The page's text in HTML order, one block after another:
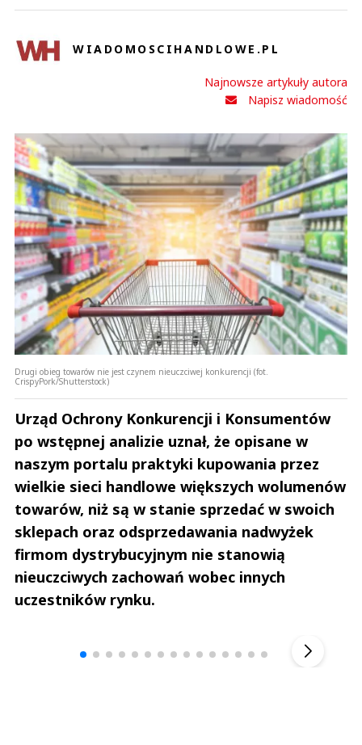
WIADOMOSCIHANDLOWE.PL
Najnowsze artykuły autora
Napisz wiadomość
Drugi obieg towarów nie jest czynem nieuczciwej konkurencji (fot.
CrispyPork/Shutterstock)
Urząd Ochrony Konkurencji i Konsumentów
po wstępnej analizie uznał, że opisane w
naszym portalu praktyki kupowania przez
wielkie sieci handlowe większych wolumenów
towarów, niż są w stanie sprzedać w swoich
sklepach oraz odsprzedawania nadwyżek
firmom dystrybucyjnym nie stanowią
nieuczciwych zachowań wobec innych
uczestników rynku.